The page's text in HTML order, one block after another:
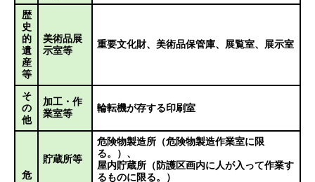
歴
史
的
遺
産
等
美術品展
示室等
重要文化財、 美術品保管庫、 展覧室、 展示室
そ
の
他
加工・作
業室等
輪転機が存する印刷室
危
貯蔵所等
危険物製造所（危険物製造作業室に限
る。）、
屋内貯蔵所（防護区画内に人が入って作業す
るものに限る。）